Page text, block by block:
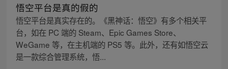
悟空平台是真的假的
悟空平台是真实存在的。《黑神话：悟空》有多个相关平
台，如在 PC 端的 Steam、Epic Games Store、
WeGame 等，在主机端的 PS5 等。此外，还有如悟空云
是一款综合管理系统，悟...